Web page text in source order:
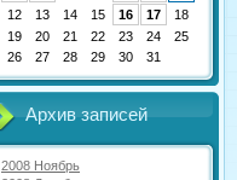
12
13 14 15 16 17
18
19
20 21 22 23 24
25
26
27 28 29 30 31
Архив записей
2008 Ноябрь